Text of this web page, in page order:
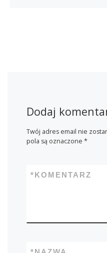
Dodaj
Twój adres email nie
pola są oznaczone *
KOMENTARZ
*